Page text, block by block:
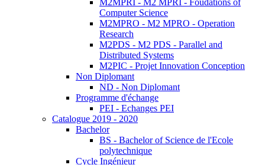
M2MPRI - M2 MPRI - Foudations of
Computer Science
M2MPRO - M2 MPRO - Operation
Research
M2PDS - M2 PDS - Parallel and
Distributed Systems
M2PIC - Projet Innovation Conception
Non Diplomant
ND - Non Diplomant
Programme d'échange
PEI - Echanges PEI
Catalogue 2019 - 2020
Bachelor
BS - Bachelor of Science de l'Ecole
polytechnique
Cycle Ingénieur